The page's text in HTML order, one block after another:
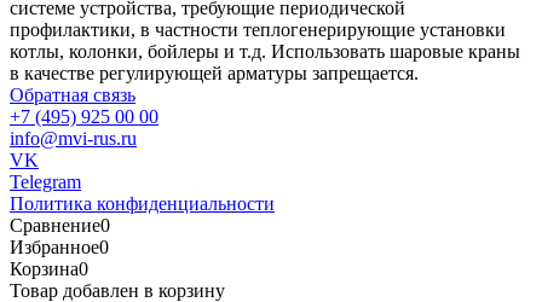
системе устройства, требующие периодической
профилактики, в частности теплогенерирующие установки
котлы, колонки, бойлеры и т.д. Использовать шаровые краны
в качестве регулирующей арматуры запрещается.
Обратная связь
+7 (495) 925 00 00
info@mvi-rus.ru
VK
Telegram
Политика конфиденциальности
Сравнение0
Избранное0
Корзина0
Товар добавлен в корзину